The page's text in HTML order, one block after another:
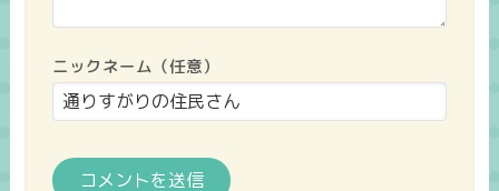
ニックネーム（任意）